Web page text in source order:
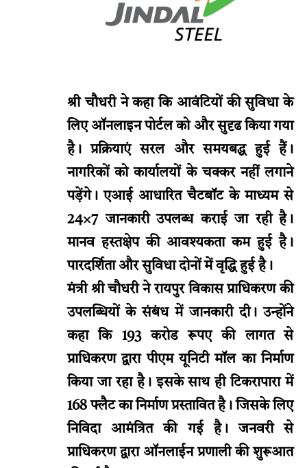
श्री चौधरी ने कहा कि आवंटियों की सुविधा के
लिए ऑनलाइन पोर्टल को और सुदृढ किया गया
है। प्रक्रियाएं सरल और समयबद्ध हुई हैं।
नागरिकों को कार्यालयों के चक्कर नहीं लगाने
पड़ेंगे। एआई आधारित चैटबॉट के माध्यम से
24×7 जानकारी उपलब्ध कराई जा रही है।
मानव हस्तक्षेप की आवश्यकता कम हुई है।
पारदर्शिता और सुविधा दोनों में वृद्धि हुई है।
मंत्री श्री चौधरी ने रायपुर विकास प्राधिकरण की
उपलब्धियों के संबंध में जानकारी दी। उन्होंने
कहा कि 193 करोड रूपए की लागत से
प्राधिकरण द्वारा पीएम यूनिटी मॉल का निर्माण
किया जा रहा है। इसके साथ ही टिकरापारा में
168 फ्लैट का निर्माण प्रस्तावित है। जिसके लिए
निविदा आमंत्रित की गई है। जनवरी से
प्राधिकरण द्वारा ऑनलाईन प्रणाली की शुरूआत